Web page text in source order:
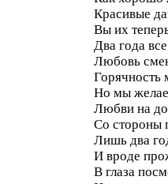
Красивые
Вы их
Два года
Любовь
Горячность
Но мы
Любви на
Со стороны
Лишь два
И вроде
В глаза